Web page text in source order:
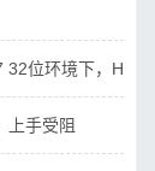
32位环境下，
上手受阻